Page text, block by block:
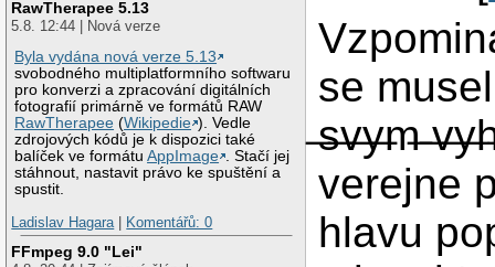
RawTherapee 5.13
5.8. 12:44 | Nová verze
Byla vydána nová verze 5.13
svobodného multiplatformního softwaru
pro konverzi a zpracování digitálních
fotografií primárně ve formátů RAW
RawTherapee (Wikipedie ). Vedle
zdrojových kódů je k dispozici také
balíček ve formátuAppImage . Stačí jej
stáhnout, nastavit právo ke spuštění a
spustit.
Ladislav Hagara| Komentářů: 0
FFmpeg 9.0 "Lei"
se
̶s̶v̶y̶m̶
verejne
hlavu